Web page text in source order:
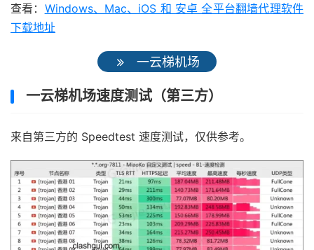
查看： Windows、Mac、iOS 和 安卓 全平台翻墙代理软件
下载地址
一云梯机场
一云梯机场速度测试（第三方）
来自第三方的 Speedtest 速度测试，仅供参考。